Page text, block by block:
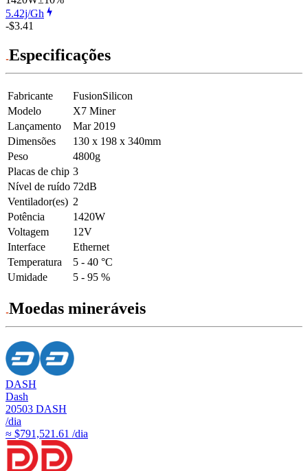
5.42j/Gh
-$3.41
Especificações
Fabricante
FusionSilicon
Modelo
X7 Miner
Lançamento
Mar 2019
Dimensões
130 x 198 x 340mm
Peso
4800g
Placas de chip 3
Nível de ruído 72dB
Ventilador(es) 2
Potência
1420W
Voltagem
12V
Interface
Ethernet
Temperatura
5 - 40 °C
Umidade
5 - 95 %
Moedas mineráveis
DASH
Dash
20503 DASH
/dia
≈ $791,521.61 /dia